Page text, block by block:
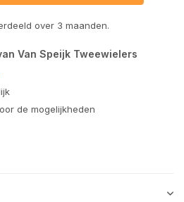
over 3 maanden.
Van Speijk Tweewielers
de mogelijkheden